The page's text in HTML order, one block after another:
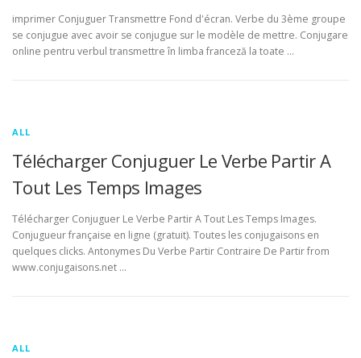
imprimer Conjuguer Transmettre Fond d'écran. Verbe du 3ème groupe
se conjugue avec avoir se conjugue sur le modèle de mettre. Conjugare
online pentru verbul transmettre în limba franceză la toate …
ALL
Télécharger Conjuguer Le Verbe Partir A
Tout Les Temps Images
Télécharger Conjuguer Le Verbe Partir A Tout Les Temps Images.
Conjugueur française en ligne (gratuit). Toutes les conjugaisons en
quelques clicks. Antonymes Du Verbe Partir Contraire De Partir from
www.conjugaisons.net …
ALL